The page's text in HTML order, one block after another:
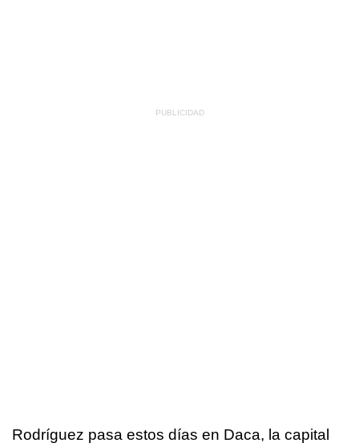
Rodríguez pasa estos días en Daca, la capital